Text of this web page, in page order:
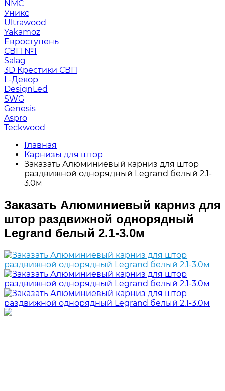
NMC
Уникс
Ultrawood
Yakamoz
Евроступень
СВП №1
Salag
3D Крестики СВП
L-Декор
DesignLed
SWG
Genesis
Aspro
Teckwood
Главная
Карнизы для штор
Заказать Алюминиевый карниз для штор
раздвижной однорядный Legrand белый 2.1-
3.0м
Заказать Алюминиевый карниз для
штор раздвижной однорядный
Legrand белый 2.1-3.0м